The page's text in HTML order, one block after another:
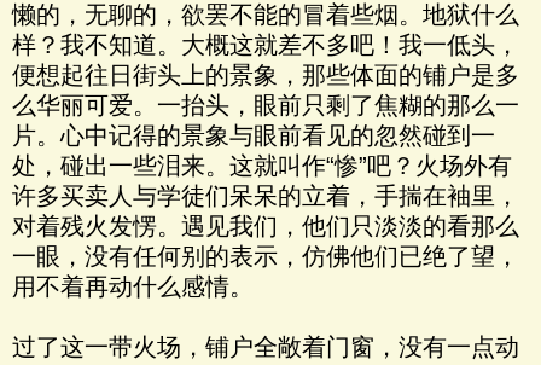
懒的，无聊的，欲罢不能的冒着些烟。地狱什么
样？我不知道。大概这就差不多吧！我一低头，
便想起往日街头上的景象，那些体面的铺户是多
么华丽可爱。一抬头，眼前只剩了焦糊的那么一
片。心中记得的景象与眼前看见的忽然碰到一
处，碰出一些泪来。这就叫作“惨”吧？火场外有
许多买卖人与学徒们呆呆的立着，手揣在袖里，
对着残火发愣。遇见我们，他们只淡淡的看那么
一眼，没有任何别的表示，仿佛他们已绝了望，
用不着再动什么感情。
过了这一带火场，铺户全敞着门窗，没有一点动